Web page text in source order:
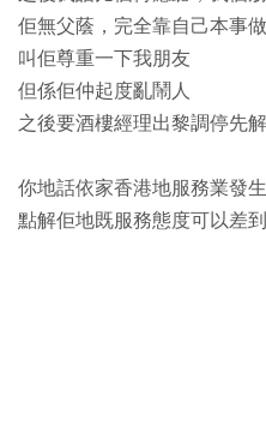
佢無父蔭，完全靠自己本事
叫佢尊重一下我朋友
但係佢仲起度亂鬧人
之後要酒樓經理出黎調停先
你地話依家香港地服務業發
點解佢地既服務態度可以差